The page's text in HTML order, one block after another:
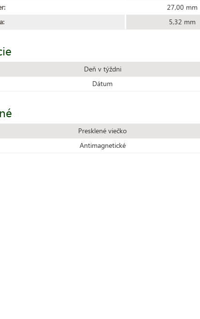
27,00 mm
5,32 mm
Deň v týždni
Dátum
Presklené viečko
Antimagnetické